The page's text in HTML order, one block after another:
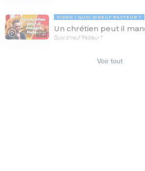
17:21
VIDÉO QUOI D'NEUF PASTEUR ?
Un chrétien peut il
Quoi d'neuf Pasteur ?
Voir tout